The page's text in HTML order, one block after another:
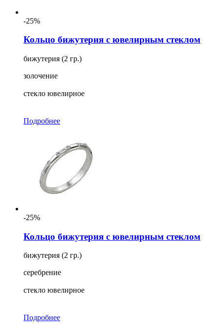
-25%
Кольцо бижутерия с ювелирным стеклом
бижутерия (2 гр.)
золочение
стекло ювелирное
Подробнее
-25%
Кольцо бижутерия с ювелирным стеклом
бижутерия (2 гр.)
серебрение
стекло ювелирное
Подробнее